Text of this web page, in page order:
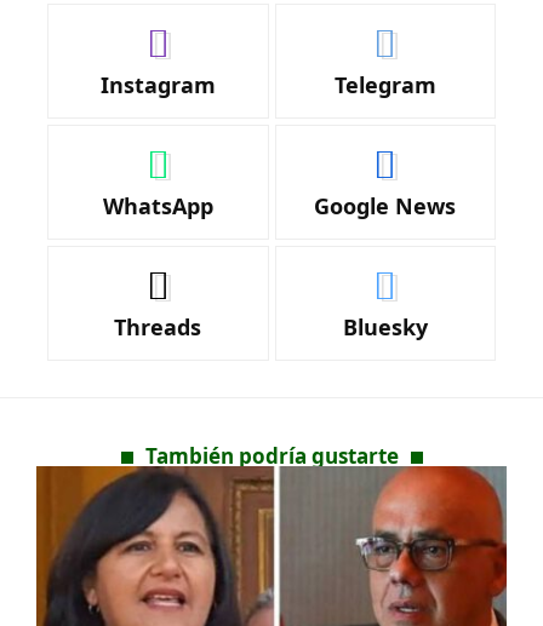
Instagram Telegram
WhatsApp Google News
Threads Bluesky
También podría gustarte